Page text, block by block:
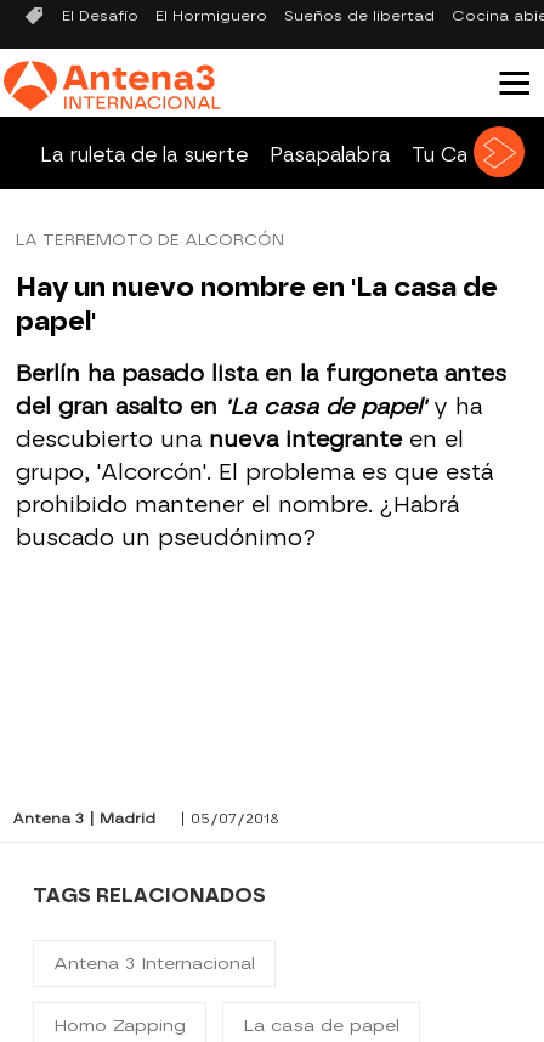
El Desafío El Hormiguero Sueños de libertad Cocina
La ruleta de la suerte Pasapalabra Tu Cara Me
LA TERREMOTO DE ALCORCÓN
Hay un nuevo nombre en 'La casa de
papel'
Berlín ha pasado lista en la furgoneta antes
del gran asalto en 'La casa de papel'y ha
descubierto una nueva integranteen el
grupo, 'Alcorcón'. El problema es que está
prohibido mantener el nombre. ¿Habrá
buscado un pseudónimo?
Antena 3 | Madrid | 05/07/2018
TAGS RELACIONADOS
Antena 3 Internacional
Homo Zapping La casa de papel